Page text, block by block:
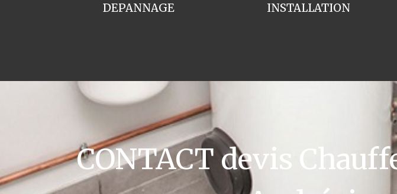
INSTALLATION
DEPANNAGE
CONTACT devis